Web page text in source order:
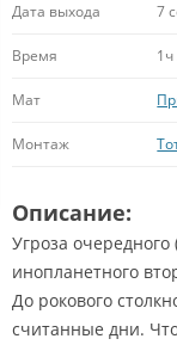
Дата выхода 7
Время
Мат
Монтаж
Описание:
Угроза очередного
инопланетного
До рокового
считанные дни.